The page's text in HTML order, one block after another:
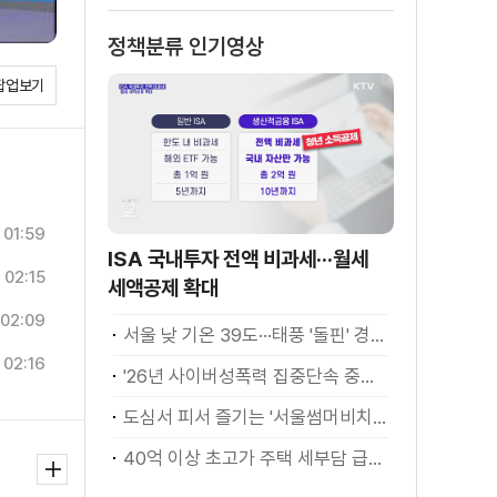
업보기
01:59
02:15
02:09
02:16
정책분류 인기영상
ISA 국내투자 전액 비과세···월세
세액공제 확대
서울 낮 기온 39도···태풍 '돌핀' 경로 변수
'26년 사이버성폭력 집중단속 중간성과 발표···향후 추진계획은?
도심서 피서 즐기는 '서울썸머비치' 인기몰이
40억 이상 초고가 주택 세부담 급증···실수요자 보호 강화